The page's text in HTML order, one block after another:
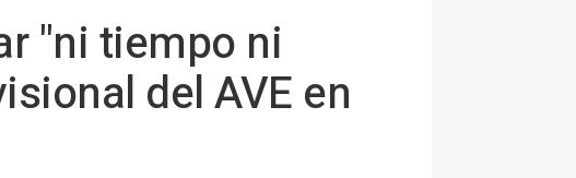
"ni tiempo ni
del AVE en